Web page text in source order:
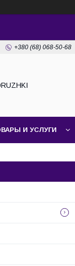
+380 (68) 068-50-68
И УСЛУГИ